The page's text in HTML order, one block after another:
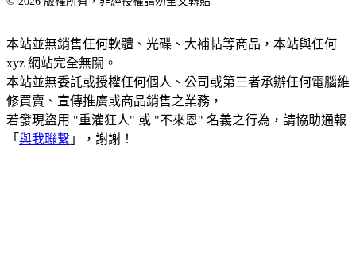
本站並無銷售任何軟體、光碟、大補帖等商品，本站與任何
xyz 網站完全無關。
本站並無委託或授權任何個人、公司或第三者承辦任何電腦維
修買賣、宣傳推廣或商品銷售之業務，
若發現盜用 "重灌狂人" 或 "不來恩" 名義之行為，請協助通報
「 與我聯繫 」，謝謝！